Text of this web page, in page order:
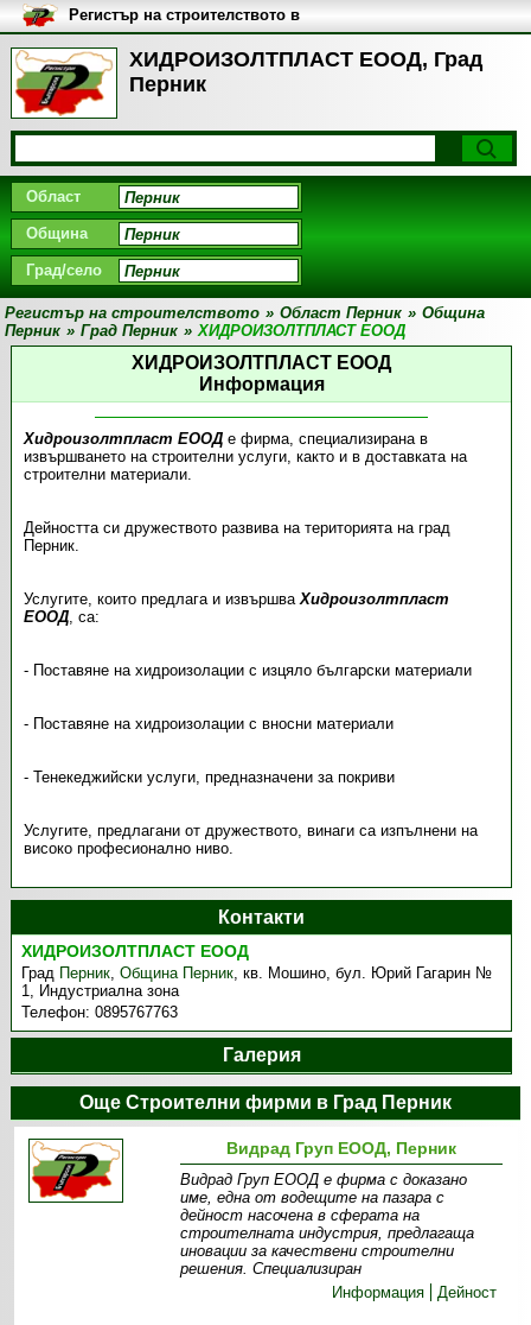
ХИДРОИЗОЛТПЛАСТ ЕООД, Град
Перник
Регистър на строителството в
България
Област
Община
Град/село
Регистър на строителството » Област Перник » Община
Перник » Град Перник » ХИДРОИЗОЛТПЛАСТ ЕООД
ХИДРОИЗОЛТПЛАСТ ЕООД
Информация
Хидроизолтпласт ЕООДе фирма, специализирана в
извършването на строителни услуги, както и в доставката на
строителни материали.
Дейността си дружеството развива на територията на град
Перник.
Услугите, които предлага и извършваХидроизолтпласт
ЕООД, са:
- Поставяне на хидроизолации с изцяло български материали
- Поставяне на хидроизолации с вносни материали
- Тенекеджийски услуги, предназначени за покриви
Услугите, предлагани от дружеството, винаги са изпълнени на
високо професионално ниво.
Контакти
ХИДРОИЗОЛТПЛАСТ ЕООД
Град Перник,Община Перник,кв. Мошино, бул. Юрий Гагарин №
1, Индустриална зона
Телефон:0895767763
Галерия
Още Строителни фирми в Град Перник
Видрад Груп ЕООД, Перник
Видрад Груп ЕООД е фирма с доказано
име, една от водещите на пазара с
дейност насочена в сферата на
строителната индустрия, предлагаща
иновации за качествени строителни
решения. Специализиран
Информация
Дейност